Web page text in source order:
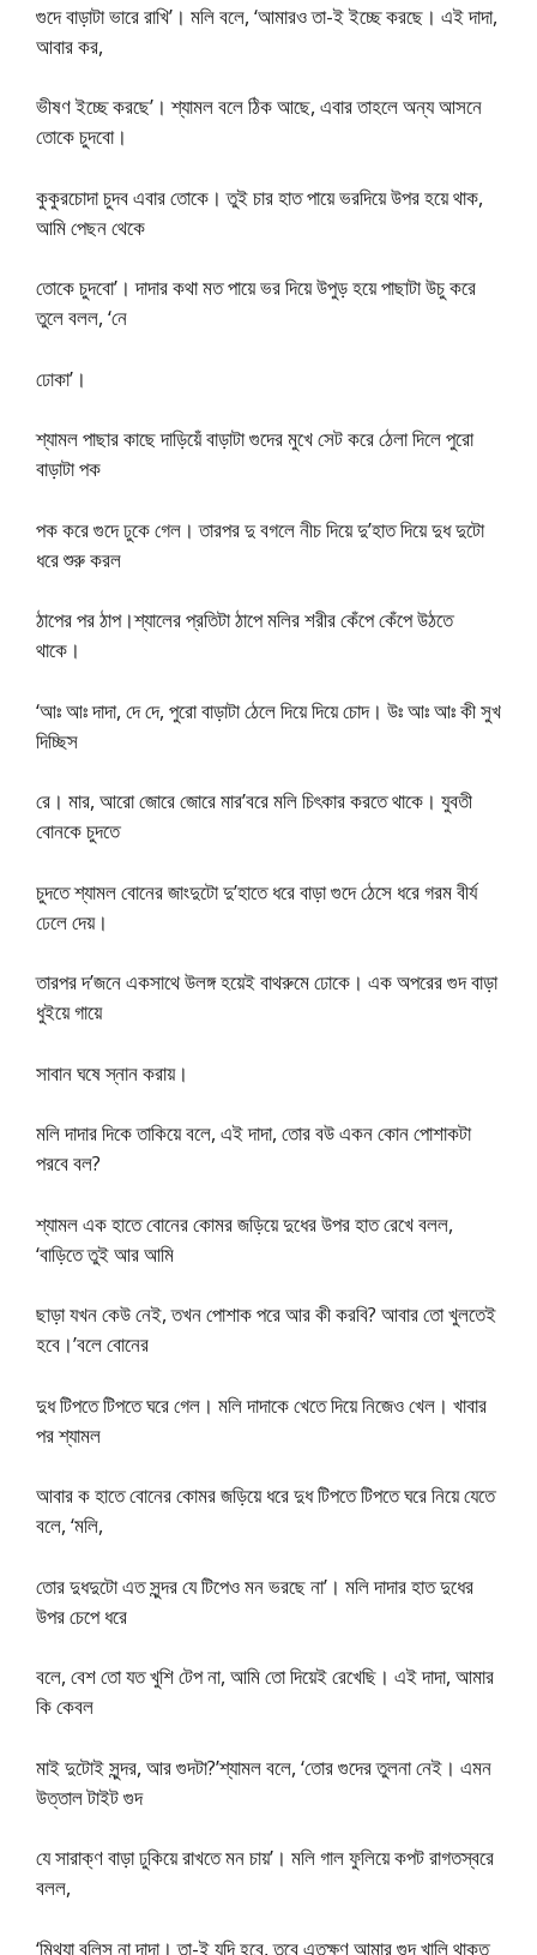
গুদে বাড়াটা ভারে রাখি’। মলি বলে, ‘আমারও তা-ই ইচ্ছে করছে। এই দাদা,
আবার কর,
ভীষণ ইচ্ছে করছে’। শ্যামল বলে ঠিক আছে, এবার তাহলে অন্য আসনে
তোকে চুদবো।
কুকুরচোদা চুদব এবার তোকে। তুই চার হাত পায়ে ভরদিয়ে উপর হয়ে থাক,
আমি পেছন থেকে
তোকে চুদবো’। দাদার কথা মত পায়ে ভর দিয়ে উপুড় হয়ে পাছাটা উচু করে
তুলে বলল, ‘নে
ঢোকা’।
শ্যামল পাছার কাছে দাড়িয়েঁ বাড়াটা গুদের মুখে সেট করে ঠেলা দিলে পুরো
বাড়াটা পক
পক করে গুদে ঢুকে গেল। তারপর দু বগলে নীচ দিয়ে দু’হাত দিয়ে দুধ দুটো
ধরে শুরু করল
ঠাপের পর ঠাপ।শ্যালের প্রতিটা ঠাপে মলির শরীর কেঁপে কেঁপে উঠতে
থাকে।
‘আঃ আঃ দাদা, দে দে, পুরো বাড়াটা ঠেলে দিয়ে দিয়ে চোদ। উঃ আঃ আঃ কী সুখ
দিচ্ছিস
রে। মার, আরো জোরে জোরে মার’বরে মলি চিৎকার করতে থাকে। যুবতী
বোনকে চুদতে
চুদতে শ্যামল বোনের জাংদুটো দু’হাতে ধরে বাড়া গুদে ঠেসে ধরে গরম বীর্য
ঢেলে দেয়।
তারপর দ’জনে একসাথে উলঙ্গ হয়েই বাথরুমে ঢোকে। এক অপরের গুদ বাড়া
ধুইয়ে গায়ে
সাবান ঘষে স্নান করায়।
মলি দাদার দিকে তাকিয়ে বলে, এই দাদা, তোর বউ একন কোন পোশাকটা
পরবে বল?
শ্যামল এক হাতে বোনের কোমর জড়িয়ে দুধের উপর হাত রেখে বলল,
‘বাড়িতে তুই আর আমি
ছাড়া যখন কেউ নেই, তখন পোশাক পরে আর কী করবি? আবার তো খুলতেই
হবে।’বলে বোনের
দুধ টিপতে টিপতে ঘরে গেল। মলি দাদাকে খেতে দিয়ে নিজেও খেল। খাবার
পর শ্যামল
আবার ক হাতে বোনের কোমর জড়িয়ে ধরে দুধ টিপতে টিপতে ঘরে নিয়ে যেতে
বলে, ‘মলি,
তোর দুধদুটো এত সুন্দর যে টিপেও মন ভরছে না’। মলি দাদার হাত দুধের
উপর চেপে ধরে
বলে, বেশ তো যত খুশি টেপ না, আমি তো দিয়েই রেখেছি। এই দাদা, আমার
কি কেবল
মাই দুটোই সুন্দর, আর গুদটা?’শ্যামল বলে, ‘তোর গুদের তুলনা নেই। এমন
উত্তাল টাইট গুদ
যে সারাক্ণ বাড়া ঢুকিয়ে রাখতে মন চায়’। মলি গাল ফুলিয়ে কপট রাগতস্বরে
বলল,
‘মিথ্যা বলিস না দাদা। তা-ই যদি হবে, তবে এতক্ষণ আমার গুদ খালি থাকত